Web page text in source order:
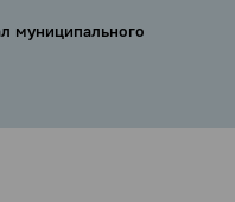
муниципального